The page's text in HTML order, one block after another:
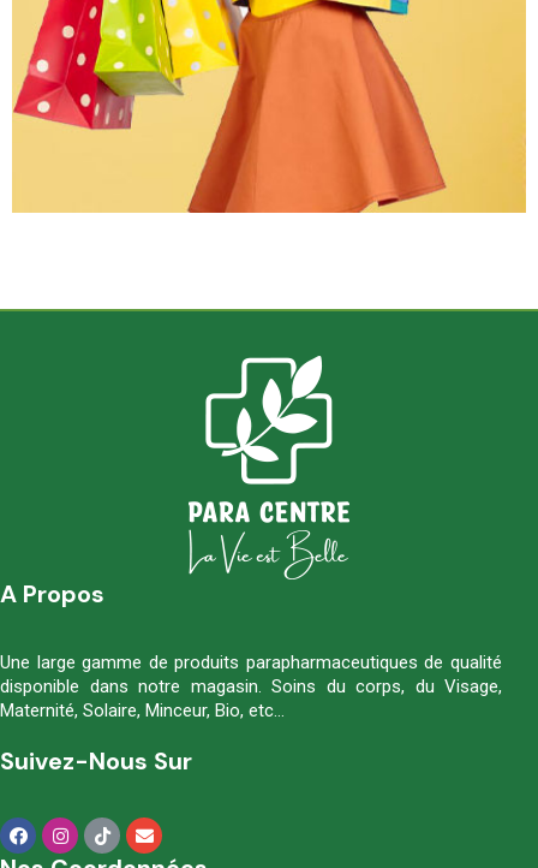
A Propos
Une large gamme de produits parapharmaceutiques de qualité
disponible dans notre magasin. Soins du corps, du Visage,
Maternité, Solaire, Minceur, Bio, etc…
Suivez-Nous Sur